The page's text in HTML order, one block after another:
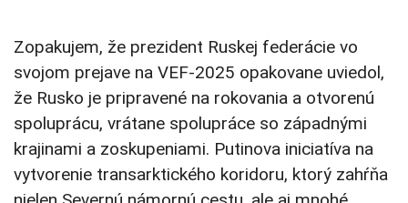
Zopakujem, že prezident Ruskej federácie vo
svojom prejave na VEF-2025 opakovane uviedol,
že Rusko je pripravené na rokovania a otvorenú
spoluprácu, vrátane spolupráce so západnými
krajinami a zoskupeniami. Putinova iniciatíva na
vytvorenie transarktického koridoru, ktorý zahŕňa